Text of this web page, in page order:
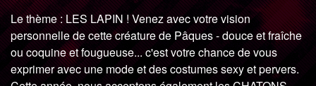
Le thème : LES LAPIN ! Venez avec votre vision
personnelle de cette créature de Pâques - douce et fraîche
ou coquine et fougueuse... c'est votre chance de vous
exprimer avec une mode et des costumes sexy et pervers.